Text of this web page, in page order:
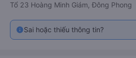
Tổ 23 Hoàng Minh Giám, Đông Phong
Sai hoặc thiếu thông tin?